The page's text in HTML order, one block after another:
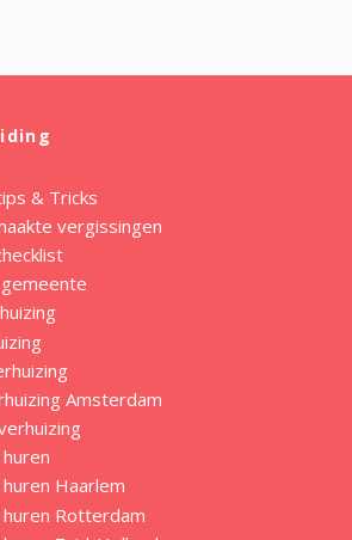
& Tricks
vergissingen
Amsterdam
Haarlem
Rotterdam